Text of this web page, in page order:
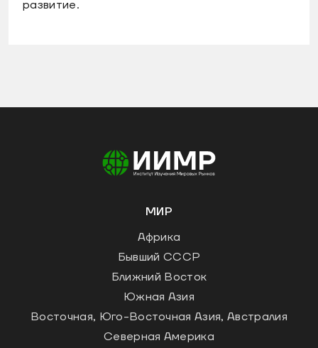
развитие.
МИР
Африка
Бывший СССР
Ближний Восток
Южная Азия
Восточная, Юго-Восточная Азия, Австралия
Северная Америка